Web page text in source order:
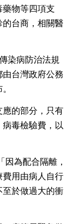
物等四項支
台商，相關醫
染病防治法規
台灣政府公務
的部分，只有
病毒檢驗費，以
因為配合隔離，
用由病人自行
至於做過大的衝